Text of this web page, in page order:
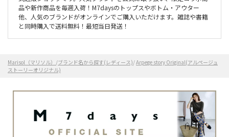
品や新作商品を毎週入荷！M7daysのトップスやボトム・アウター
他、人気のブランドがオンラインでご購入いただけます。雑誌や書籍
と同時購入で送料無料！最短当日発送！
Marisol（マリソル） /ブランド名から探す(レディース)/Arpege story Original(アルページュ
ストーリーオリジナル)